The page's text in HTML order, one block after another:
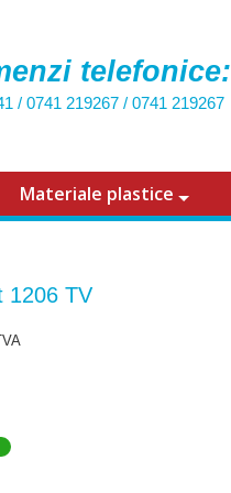
telefonice:
/ 0741 219267/ 0741 219267
Materiale plastice
1206 TV